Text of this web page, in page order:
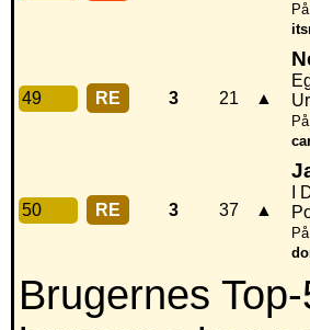
49 RE 3 21 ▲
50 RE 3 37 ▲
I
Brugernes